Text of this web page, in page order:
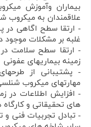
بیماران وآموزش
علاقمندان به میكروب
- ارتقا سطح اگاهی در
غلبه بر مشكلات موجود
- ارتقا سطح سلامت
زمینه بیماریهای عفونی
- پشتیبانی از
مهارتهای میكروب
- افزایش اطلاعات در
های تحقیقاتی و
- تبادل تجربیات فنی